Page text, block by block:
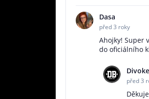
Dasa
před 3 roky
Ahojky! Super
do oficiálního
před 3